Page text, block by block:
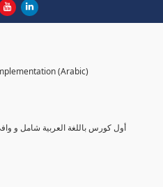
(Arabic)
أول كورس باللغة العربية شامل و